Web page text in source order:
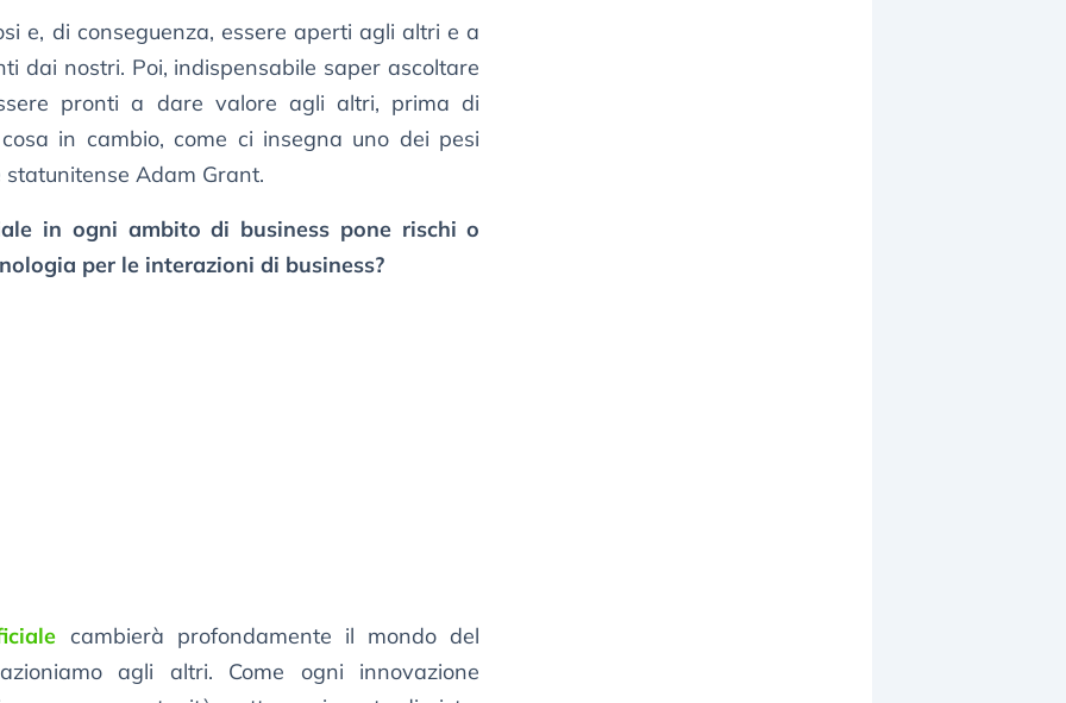
e, di conseguenza, essere aperti agli altri e a
dai nostri. Poi, indispensabile saper ascoltare
pronti a dare valore agli altri, prima di
in cambio, come ci insegna uno dei pesi
Adam Grant.
in ogni ambito di business pone rischi o
per le interazioni di business?
cambierà profondamente il mondo del
agli altri. Come ogni innovazione